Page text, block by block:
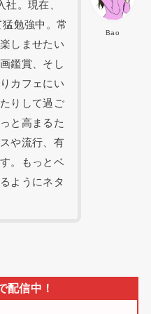
Bao
。現在、
勉強中。常
しませたい
鑑賞、そし
カフェにい
りして過ご
と高まるた
や流行、有
。もっとベ
ようにネタ